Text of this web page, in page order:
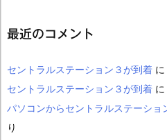
最近のコメント
セントラルステーション３が到着 に
セントラルステーション３が到着 に
パソコンからセントラルステーショ
り